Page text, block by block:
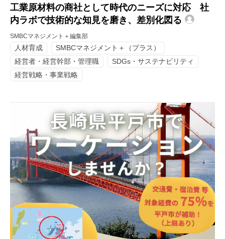
工業原材料の商社として時代のニーズに対応 社
内ラボで技術的な知見を磨き、差別化図る
SMBCマネジメント＋編集部
人材育成
SMBCマネジメント＋（プラス）
経営者・経営幹部・管理職
SDGs・サステナビリティ
経営戦略・事業戦略